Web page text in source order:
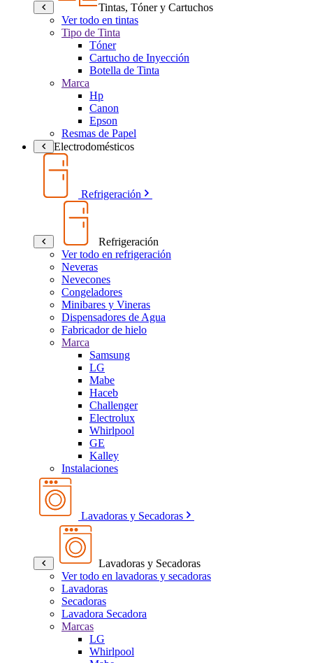
Tintas, Tóner y Cartuchos
Ver todo en tintas
Tipo de Tinta
Tóner
Cartucho de Inyección
Botella de Tinta
Marca
Hp
Canon
Epson
Resmas de Papel
Electrodomésticos
Refrigeración
Refrigeración
Ver todo en refrigeración
Neveras
Nevecones
Congeladores
Minibares y Vineras
Dispensadores de Agua
Fabricador de hielo
Marca
Samsung
LG
Mabe
Haceb
Challenger
Electrolux
Whirlpool
GE
Kalley
Instalaciones
Lavadoras y Secadoras
Lavadoras y Secadoras
Ver todo en lavadoras y secadoras
Lavadoras
Secadoras
Lavadora Secadora
Marcas
LG
Whirlpool